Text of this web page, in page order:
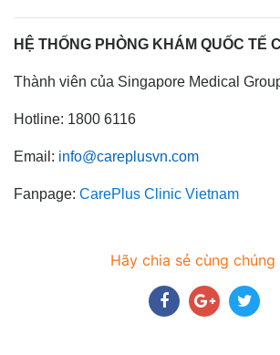
HỆ THỐNG PHÒNG KHÁM QUỐC TẾ
Thành viên của Singapore Medical
Hotline: 1800 6116
Email: info@careplusvn.com
Fanpage: CarePlus Clinic Vietnam
Hãy chia sẻ cùng chúng